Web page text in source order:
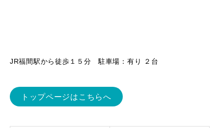
JR福間駅から徒歩１５分 駐車場：有り ２台
トップページはこちらへ